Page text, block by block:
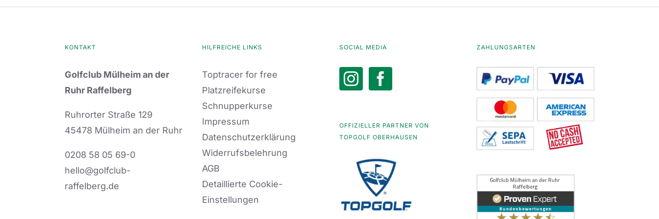
KONTAKT
Golfclub Mülheim an der
Ruhr Raffelberg
Ruhrorter Straße 129
45478 Mülheim an der Ruhr
0208 58 05 69-0
hello@golfclub-
raffelberg.de
HILFREICHE LINKS
Toptracer for free
Platzreifekurse
Schnupperkurse
Impressum
Datenschutzerklärung
Widerrufsbelehrung
AGB
Detaillierte Cookie-
Einstellungen
SOCIAL MEDIA
OFFIZIELLER PARTNER VON
TOPGOLF OBERHAUSEN
ZAHLUNGSARTEN